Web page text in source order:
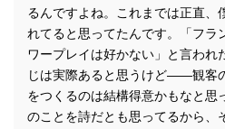
るんですよね。これまでは正直、
れてると思ってたんです。「フラ
ワープレイは好かない」と言わ
じは実際あると思うけど――観客
をつくるのは結構得意かもなと思
のことを詩だとも思ってるから、